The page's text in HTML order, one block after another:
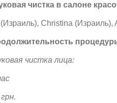
чистка в салоне
Christina
чистка лица:
грн.